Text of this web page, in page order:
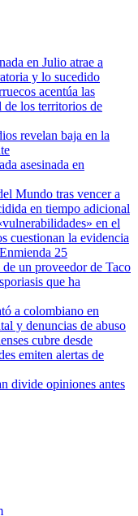
en Julio atrae a
y lo sucedido
acentúa las
los territorios de
revelan baja en la
asesinada en
Mundo tras vencer a
en tiempo adicional
en el
cuestionan la evidencia
25
un proveedor de Taco
que ha
a colombiano en
y denuncias de abuso
cubre desde
emiten alertas de
divide opiniones antes